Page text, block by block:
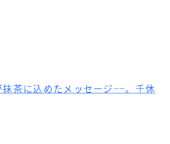
茶に込めたメッセージ−−。千休